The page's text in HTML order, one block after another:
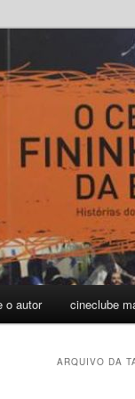
da
Com
o autor cineclube
ARQUIVO DA